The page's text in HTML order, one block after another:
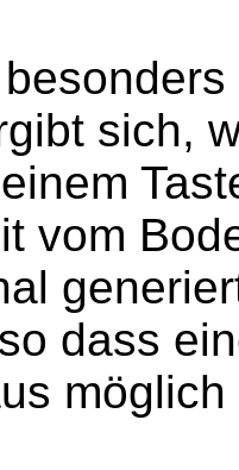
sich,
vom
dass
möglich